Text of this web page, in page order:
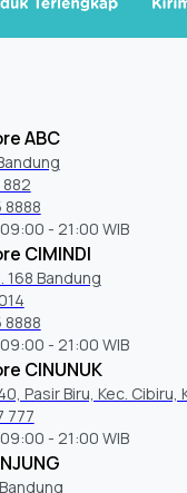
ABC
8888
- 21:00 WIB
CIMINDI
168 Bandung
8888
- 21:00 WIB
CINUNUK
Pasir Biru, Kec.
777
- 21:00 WIB